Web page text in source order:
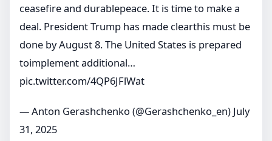
ceasefire and durablepeace. It is time to make a
deal. President Trump has made clearthis must be
done by August 8. The United States is prepared
toimplement additional…
pic.twitter.com/4QP6JFlWat
— Anton Gerashchenko (@Gerashchenko_en) July
31, 2025